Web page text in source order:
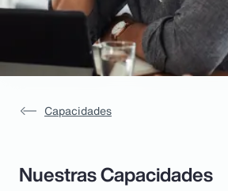
Capacidades
Nuestras Capacidades